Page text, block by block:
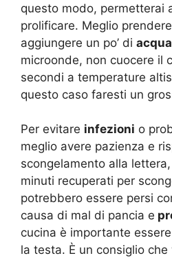
questo modo, permetterai
prolificare. Meglio
aggiungere un po’ di
microonde, non cuocere il
secondi a temperature
questo caso faresti un
Per evitare infezioni o
meglio avere pazienza e
scongelamento alla
minuti recuperati per
potrebbero essere persi
causa di mal di pancia e
cucina è importante
la testa. È un consiglio